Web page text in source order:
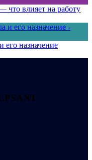
что влияет на работу
его назначение